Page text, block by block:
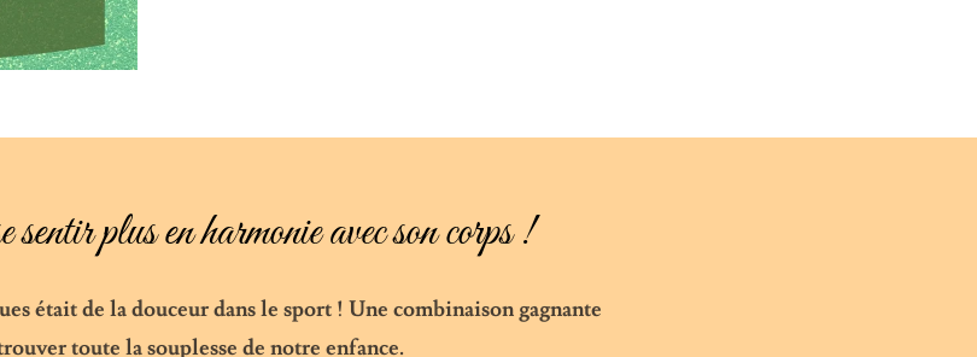
plus en harmonie avec son corps !
était de la douceur dans le sport ! Une combinaison gagnante
toute la souplesse de notre enfance.